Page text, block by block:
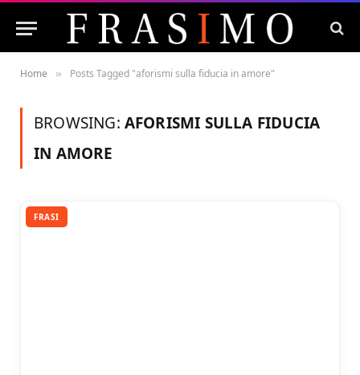
Home » Posts Tagged "aforismi sulla fiducia in amore"
BROWSING: AFORISMI SULLA FIDUCIA
IN AMORE
FRASI